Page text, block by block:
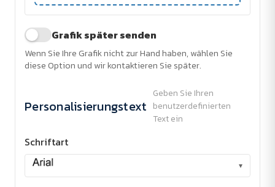
Grafik später senden
Wenn Sie Ihre Grafik nicht zur Hand haben, wählen Sie
diese Option und wir kontaktieren Sie später.
Personalisierungstext
Geben Sie Ihren
benutzerdefinierten
Text ein
Schriftart
▾